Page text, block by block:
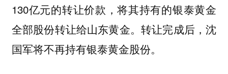
130亿元的转让价款，将其持有的银泰黄金
全部股份转让给山东黄金。转让完成后，沈
国军将不再持有银泰黄金股份。